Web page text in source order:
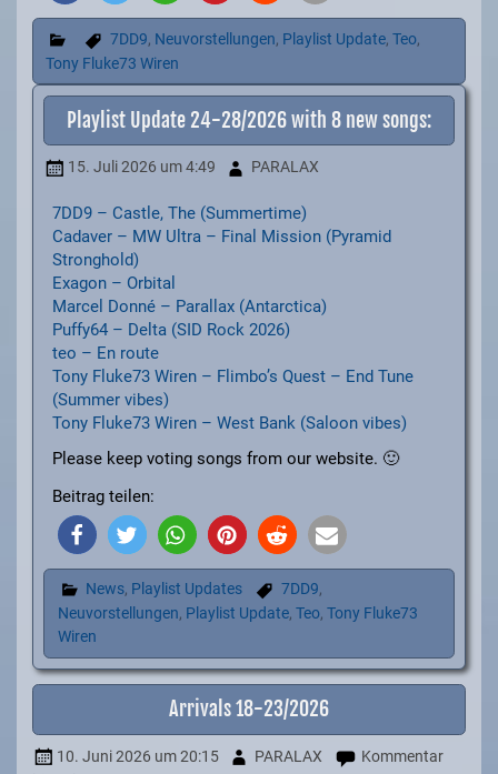
7DD9, Neuvorstellungen, Playlist Update, Teo,
Tony Fluke73 Wiren
Playlist Update 24-28/2026 with 8 new songs:
15. Juli 2026 um 4:49 PARALAX
7DD9 – Castle, The (Summertime)
Cadaver – MW Ultra – Final Mission (Pyramid
Stronghold)
Exagon – Orbital
Marcel Donné – Parallax (Antarctica)
Puffy64 – Delta (SID Rock 2026)
teo – En route
Tony Fluke73 Wiren – Flimbo’s Quest – End Tune
(Summer vibes)
Tony Fluke73 Wiren – West Bank (Saloon vibes)
Please keep voting songs from our website. 🙂
Beitrag teilen:
News, Playlist Updates 7DD9,
Neuvorstellungen, Playlist Update, Teo, Tony Fluke73
Wiren
Arrivals 18-23/2026
10. Juni 2026 um 20:15 PARALAX
Kommentar